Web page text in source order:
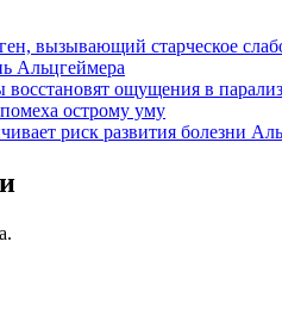
вызывающий старческое
Альцгеймера
ощущения в
острому уму
риск развития болезни